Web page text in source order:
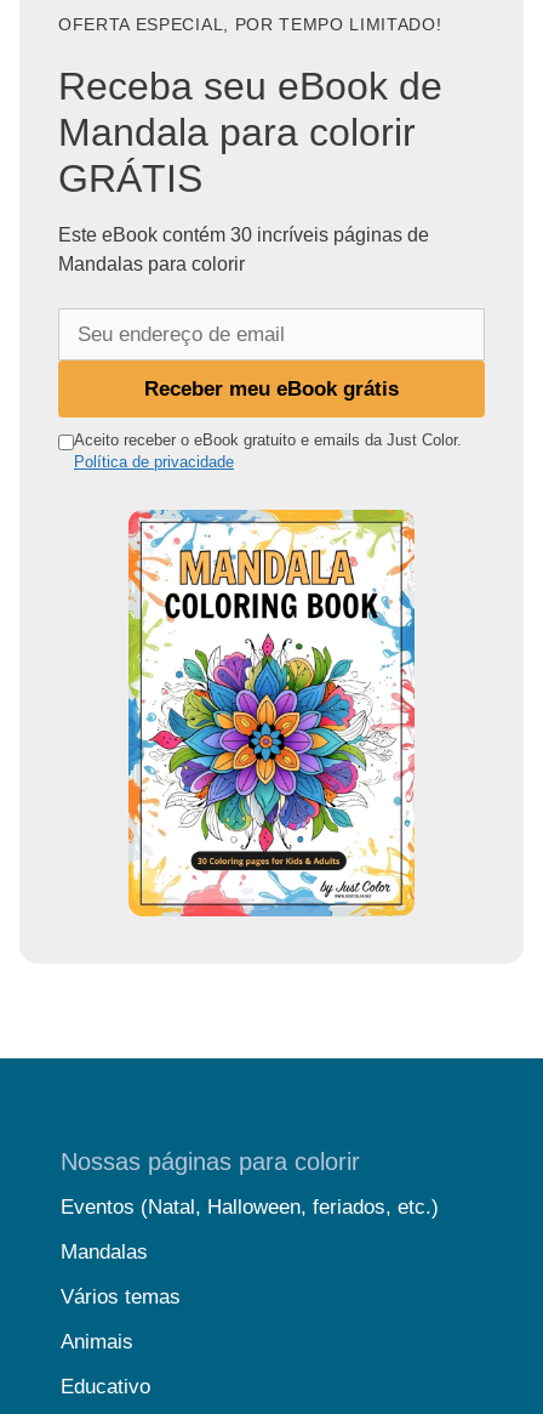
OFERTA ESPECIAL, POR TEMPO LIMITADO!
Receba seu eBook de
Mandala para colorir
GRÁTIS
Este eBook contém 30 incríveis páginas de
Mandalas para colorir
n
Receber meu eBook grátis
Aceito receber o eBook gratuito e emails da Just Color.
Política de privacidade
Nossas páginas para colorir
Eventos (Natal, Halloween, feriados, etc.)
Mandalas
Vários temas
Animais
Educativo